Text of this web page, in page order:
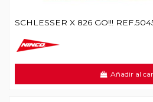
SCHLESSER X 826 GO!!!
Añadir al